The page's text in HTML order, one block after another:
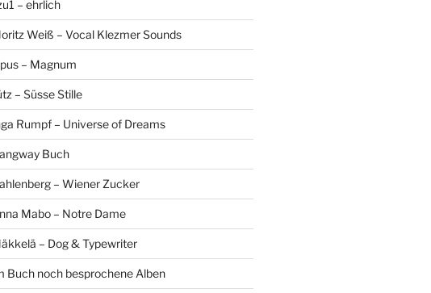
– ehrlich
Weiß – Vocal Klezmer Sounds
– Magnum
– Süsse Stille
Rumpf – Universe of Dreams
Buch
– Wiener Zucker
Mabo – Notre Dame
– Dog & Typewriter
Buch noch besprochene Alben